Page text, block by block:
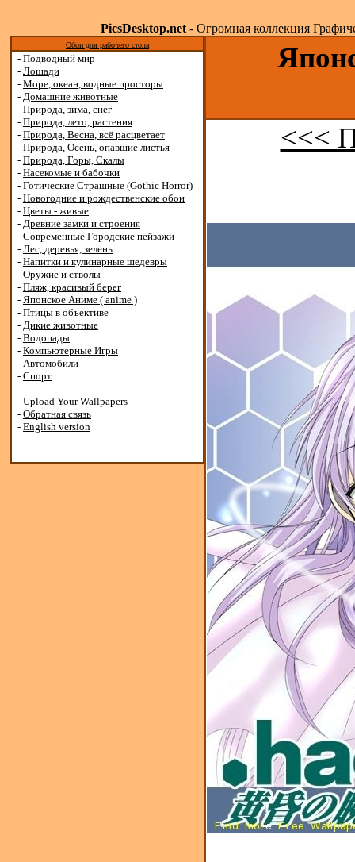
PicsDesktop.net- Огромная коллекция
Обои для рабочего стола
- Подводный мир
- Лошади
- Море, океан, водные просторы
- Домашние животные
- Природа, зима, снег
- Природа, лето, растения
- Природа, Весна, всё расцветает
- Природа, Осень, опавшие листья
- Природа, Горы, Скалы
- Насекомые и бабочки
- Готические Страшные (Gothic Horror)
- Новогодние и рождественские обои
- Цветы - живые
- Древние замки и строения
- Современные Городские пейзажи
- Лес, деревья, зелень
- Напитки и кулинарные шедевры
- Оружие и стволы
- Пляж, красивый берег
- Японское Аниме ( anime )
- Птицы в объективе
- Дикие животные
- Водопады
- Компьютерные Игры
- Автомобили
- Спорт
- Upload Your Wallpapers
- Обратная связь
- English version
<<<